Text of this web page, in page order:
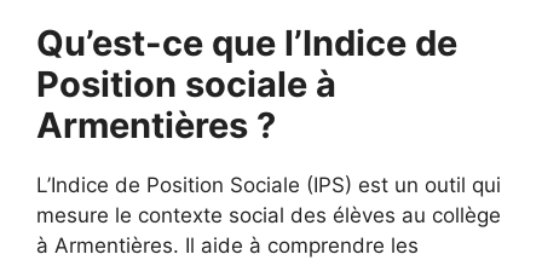
Qu’est-ce que l’Indice de
Position sociale à
Armentières ?
L’Indice de Position Sociale (IPS) est un outil qui
mesure le contexte social des élèves au collège
à Armentières. Il aide à comprendre les